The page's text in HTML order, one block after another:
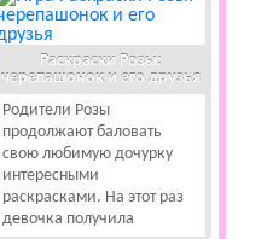
Раскраски Розы:
черепашонок и его друзья
Родители Розы
продолжают баловать
свою любимую дочурку
интересными
раскрасками. На этот раз
девочка получила